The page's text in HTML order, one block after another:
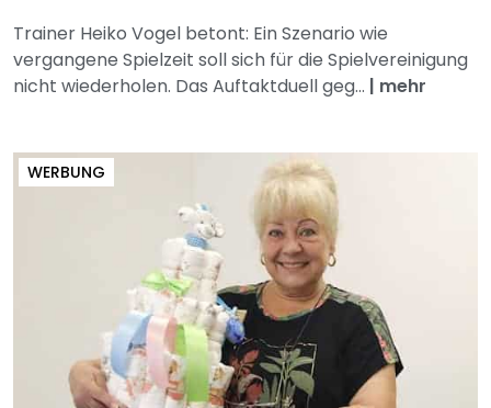
Trainer Heiko Vogel betont: Ein Szenario wie
vergangene Spielzeit soll sich für die Spielvereinigung
nicht wiederholen. Das Auftaktduell geg... | mehr
WERBUNG